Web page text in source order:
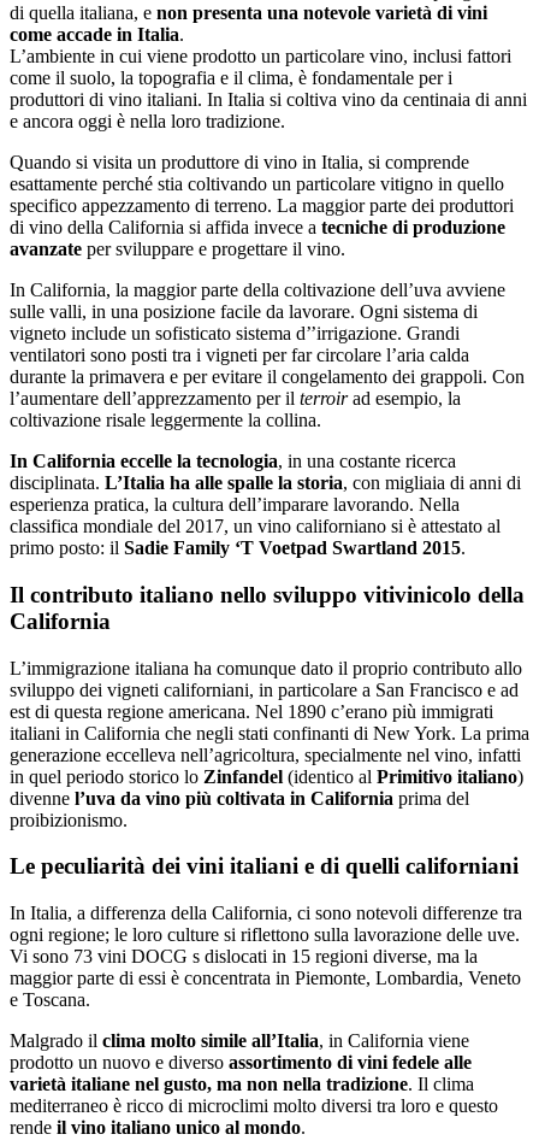
di quella italiana, e non presenta una notevole varietà di vini
come accade in Italia.
L’ambiente in cui viene prodotto un particolare vino, inclusi fattori
come il suolo, la topografia e il clima, è fondamentale per i
produttori di vino italiani. In Italia si coltiva vino da centinaia di anni
e ancora oggi è nella loro tradizione.
Quando si visita un produttore di vino in Italia, si comprende
esattamente perché stia coltivando un particolare vitigno in quello
specifico appezzamento di terreno. La maggior parte dei produttori
di vino della California si affida invece a tecniche di produzione
avanzate per sviluppare e progettare il vino.
In California, la maggior parte della coltivazione dell’uva avviene
sulle valli, in una posizione facile da lavorare. Ogni sistema di
vigneto include un sofisticato sistema d’’irrigazione. Grandi
ventilatori sono posti tra i vigneti per far circolare l’aria calda
durante la primavera e per evitare il congelamento dei grappoli. Con
l’aumentare dell’apprezzamento per il terroirad esempio, la
coltivazione risale leggermente la collina.
In California eccelle la tecnologia, in una costante ricerca
disciplinata. L’Italia ha alle spalle la storia, con migliaia di anni di
esperienza pratica, la cultura dell’imparare lavorando. Nella
classifica mondiale del 2017, un vino californiano si è attestato al
primo posto: il Sadie Family ‘T Voetpad Swartland 2015.
Il contributo italiano nello sviluppo vitivinicolo della
California
L’immigrazione italiana ha comunque dato il proprio contributo allo
sviluppo dei vigneti californiani, in particolare a San Francisco e ad
est di questa regione americana. Nel 1890 c’erano più immigrati
italiani in California che negli stati confinanti di New York. La prima
generazione eccelleva nell’agricoltura, specialmente nel vino, infatti
in quel periodo storico lo Zinfandel (identico al Primitivo italiano)
divenne l’uva da vino più coltivata in California prima del
proibizionismo.
Le peculiarità dei vini italiani e di quelli californiani
In Italia, a differenza della California, ci sono notevoli differenze tra
ogni regione; le loro culture si riflettono sulla lavorazione delle uve.
Vi sono 73 vini DOCG s dislocati in 15 regioni diverse, ma la
maggior parte di essi è concentrata in Piemonte, Lombardia, Veneto
e Toscana.
Malgrado il clima molto simile all’Italia, in California viene
prodotto un nuovo e diverso assortimento di vini fedele alle
varietà italiane nel gusto, ma non nella tradizione. Il clima
mediterraneo è ricco di microclimi molto diversi tra loro e questo
rende il vino italiano unico al mondo.